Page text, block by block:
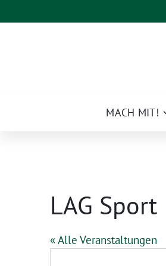
zum
MACH MIT!
LAG Sport
« Alle Veranstaltungen